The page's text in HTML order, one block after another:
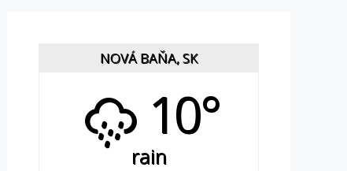
NOVÁ BAŇA, SK
10°
rain